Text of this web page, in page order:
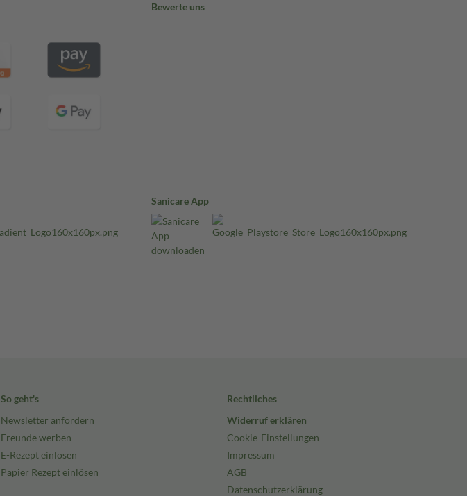
Bewerte uns
Sanicare App
So geht's
Newsletter anfordern
Freunde werben
E-Rezept einlösen
Papier Rezept einlösen
Rechtliches
Widerruf erklären
Cookie-Einstellungen
Impressum
AGB
Datenschutzerklärung